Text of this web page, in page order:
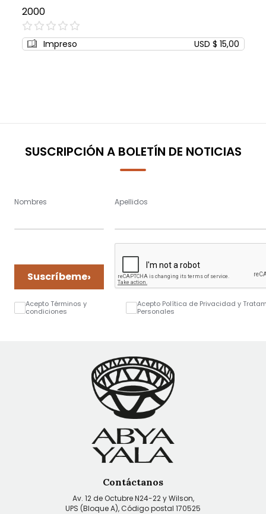
2000
0%
Impreso USD $ 15,00
SUSCRIPCIÓN A BOLETÍN DE NOTICIAS
Nombres Apellidos
Suscríbeme›
Acepto Términos y
condiciones
Acepto Política de Privacidad y
Personales
Contáctanos
Av. 12 de Octubre N24-22 y Wilson,
UPS (Bloque A), Código postal 170525